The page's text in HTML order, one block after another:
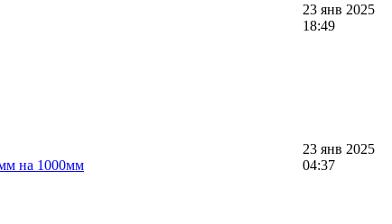
23 янв 2025
18:49
на 1000мм
23 янв 2025
04:37